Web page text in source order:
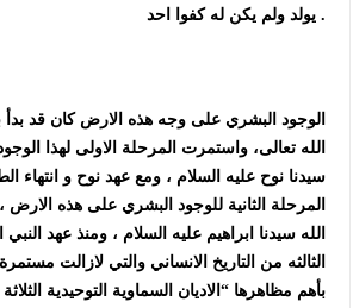
يولد ولم يكن له كفوا احد .
الوجود البشري على وجه هذه الارض كان قد بدأ
الله تعالى، واستمرت المرحلة الاولى لهذا
سيدنا نوح عليه السلام ، ومع عهد نوح و انتهاء
المرحلة الثانية للوجود البشري على هذه
الله سيدنا ابراهيم عليه السلام ، ومنذ عهد
الثالثه من التاريخ الانساني والتي لازالت
بأهم مظاهرها “الاديان السماوية التوحيدية